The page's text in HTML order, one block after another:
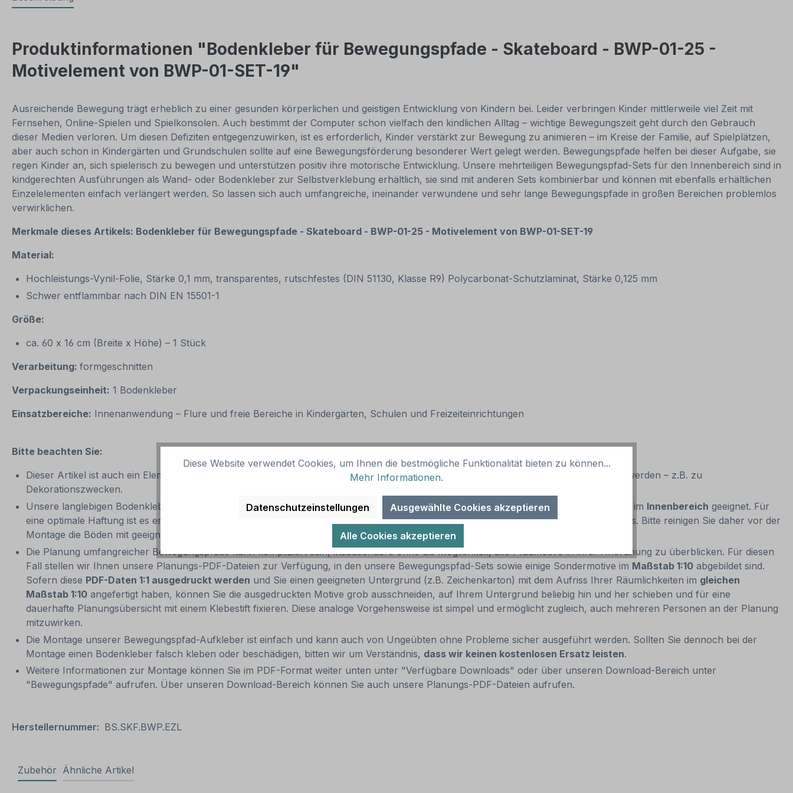
Produktinformationen "Bodenkleber für Bewegungspfade - Skateboard - BWP-01-25 -
Motivelement von BWP-01-SET-19"
Ausreichende Bewegung trägt erheblich zu einer gesunden körperlichen und geistigen Entwicklung von Kindern bei. Leider verbringen Kinder mittlerweile viel Zeit mit
Fernsehen, Online-Spielen und Spielkonsolen. Auch bestimmt der Computer schon vielfach den kindlichen Alltag – wichtige Bewegungszeit geht durch den Gebrauch
dieser Medien verloren. Um diesen Defiziten entgegenzuwirken, ist es erforderlich, Kinder verstärkt zur Bewegung zu animieren – im Kreise der Familie, auf Spielplätzen,
aber auch schon in Kindergärten und Grundschulen sollte auf eine Bewegungsförderung besonderer Wert gelegt werden. Bewegungspfade helfen bei dieser Aufgabe, sie
regen Kinder an, sich spielerisch zu bewegen und unterstützen positiv ihre motorische Entwicklung. Unsere mehrteiligen Bewegungspfad-Sets für den Innenbereich sind in
kindgerechten Ausführungen als Wand- oder Bodenkleber zur Selbstverklebung erhältlich, sie sind mit anderen Sets kombinierbar und können mit ebenfalls erhältlichen
Einzelelementen einfach verlängert werden. So lassen sich auch umfangreiche, ineinander verwundene und sehr lange Bewegungspfade in großen Bereichen problemlos
verwirklichen.
Merkmale dieses Artikels: Bodenkleber für Bewegungspfade - Skateboard - BWP-01-25 - Motivelement von BWP-01-SET-19
Material:
Hochleistungs-Vynil-Folie, Stärke 0,1 mm, transparentes, rutschfestes (DIN 51130, Klasse R9) Polycarbonat-Schutzlaminat, Stärke 0,125 mm
Schwer entflammbar nach DIN EN 15501-1
Größe:
ca. 60 x 16 cm (Breite x Höhe) – 1 Stück
Verarbeitung: formgeschnitten
Verpackungseinheit: 1 Bodenkleber
Einsatzbereiche: Innenanwendung – Flure und freie Bereiche in Kindergärten, Schulen und Freizeiteinrichtungen
Bitte beachten Sie:
Dieser Artikel ist auch ein Element eines Aufkleber-Sets. Er kann als Ersatz bei Beschädigung oder zur alleinigen Anwendung genutzt werden – z.B. zu
Dekorationszwecken.
Unsere langlebigen Bodenkleber für Bewegungspfade sind für alle glatten Böden (gegossen oder fest mit dem Untergrund verbunden) im Innenbereich geeignet. Für
eine optimale Haftung ist es erforderlich, dass die Untergründe frei von jeglichen Trennmitteln sind wie Staub, Schmutz, Fett und Wachs. Bitte reinigen Sie daher vor der
Montage die Böden mit geeigneten Reinigungsmitteln.
Die Planung umfangreicher Bewegungspfade kann kompliziert sein, insbesondere ohne die Möglichkeit, alle Pfadmotive in ihrer Anordnung zu überblicken. Für diesen
Fall stellen wir Ihnen unsere Planungs-PDF-Dateien zur Verfügung, in den unsere Bewegungspfad-Sets sowie einige Sondermotive im Maßstab 1:10 abgebildet sind.
Sofern diese PDF-Daten 1:1 ausgedruckt werden und Sie einen geeigneten Untergrund (z.B. Zeichenkarton) mit dem Aufriss Ihrer Räumlichkeiten im gleichen
Maßstab 1:10 angefertigt haben, können Sie die ausgedruckten Motive grob ausschneiden, auf Ihrem Untergrund beliebig hin und her schieben und für eine
dauerhafte Planungsübersicht mit einem Klebestift fixieren. Diese analoge Vorgehensweise ist simpel und ermöglicht zugleich, auch mehreren Personen an der Planung
mitzuwirken.
Die Montage unserer Bewegungspfad-Aufkleber ist einfach und kann auch von Ungeübten ohne Probleme sicher ausgeführt werden. Sollten Sie dennoch bei der
Montage einen Bodenkleber falsch kleben oder beschädigen, bitten wir um Verständnis, dass wir keinen kostenlosen Ersatz leisten.
Weitere Informationen zur Montage können Sie im PDF-Format weiter unten unter "Verfügbare Downloads" oder über unseren Download-Bereich unter
"Bewegungspfade" aufrufen. Über unseren Download-Bereich können Sie auch unsere Planungs-PDF-Dateien aufrufen.
Herstellernummer: BS.SKF.BWP.EZL
Zubehör Ähnliche Artikel
Diese Website verwendet Cookies, um Ihnen die bestmögliche Funktionalität bieten zu können...
Mehr Informationen.
Datenschutzeinstellungen Ausgewählte Cookies akzeptieren
Alle Cookies akzeptieren